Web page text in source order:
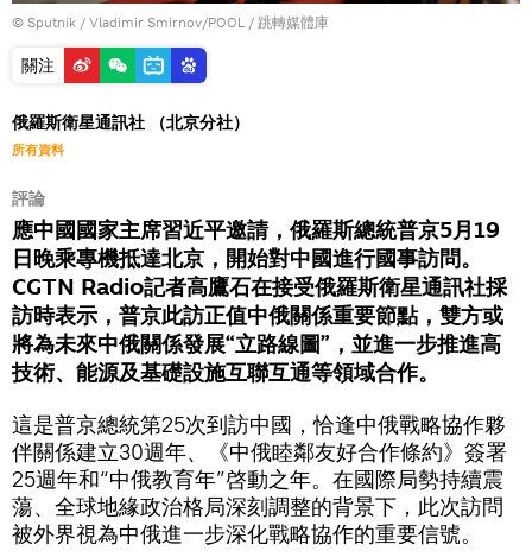
© Sputnik / Vladimir Smirnov/POOL / 跳轉媒體庫
關注
俄羅斯衛星通訊社 （北京分社）
所有資料
評論
應中國國家主席習近平邀請，俄羅斯總統普京5月19
日晚乘專機抵達北京，開始對中國進行國事訪問。
CGTN Radio記者高鷹石在接受俄羅斯衛星通訊社採
訪時表示，普京此訪正值中俄關係重要節點，雙方或
將為未來中俄關係發展“立路線圖”，並進一步推進高
技術、能源及基礎設施互聯互通等領域合作。
這是普京總統第25次到訪中國，恰逢中俄戰略協作夥
伴關係建立30週年、《中俄睦鄰友好合作條約》簽署
25週年和“中俄教育年”啓動之年。在國際局勢持續震
蕩、全球地緣政治格局深刻調整的背景下，此次訪問
被外界視為中俄進一步深化戰略協作的重要信號。